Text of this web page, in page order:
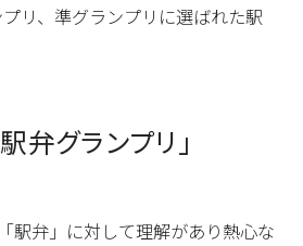
リ、準グランプリに選ばれた駅
弁グランプリ」
駅弁」に対して理解があり熱心な